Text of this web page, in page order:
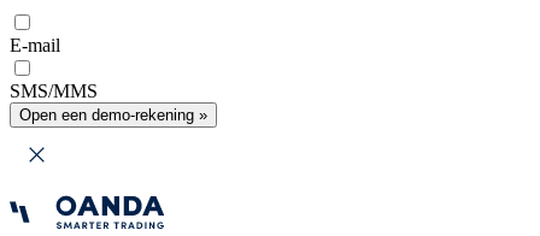
E-mail
SMS/MMS
Open een demo-rekening »